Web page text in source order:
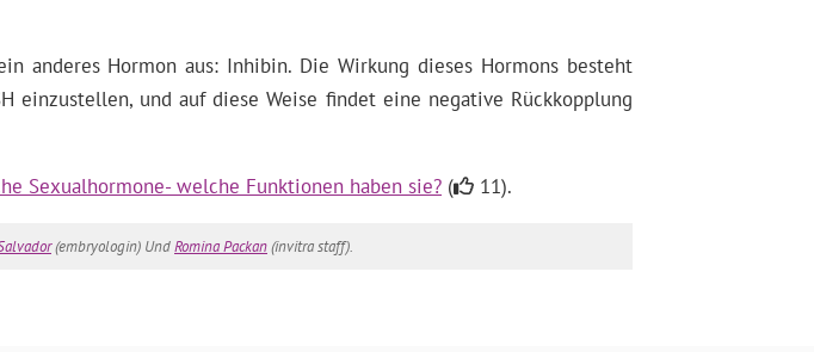
anderes Hormon aus: Inhibin. Die Wirkung dieses Hormons besteht
einzustellen, und auf diese Weise findet eine negative Rückkopplung
Sexualhormone- welche Funktionen haben sie? ( 11).
(embryologin) UndRomina Packan(invitra staff).